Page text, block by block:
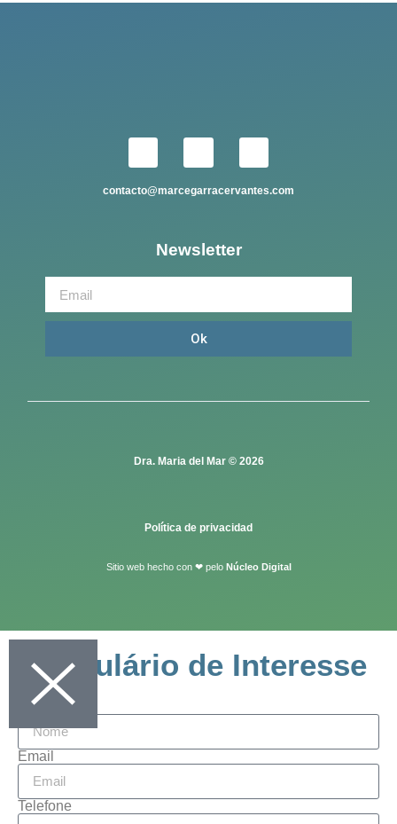
contacto@marcegarracervantes.com
Newsletter
Ok
Dra. Maria del Mar © 2026
Política de privacidad
Sitio web hecho con ❤ pelo Núcleo Digital
Formulário de Interesse
Nome
Email
Telefone